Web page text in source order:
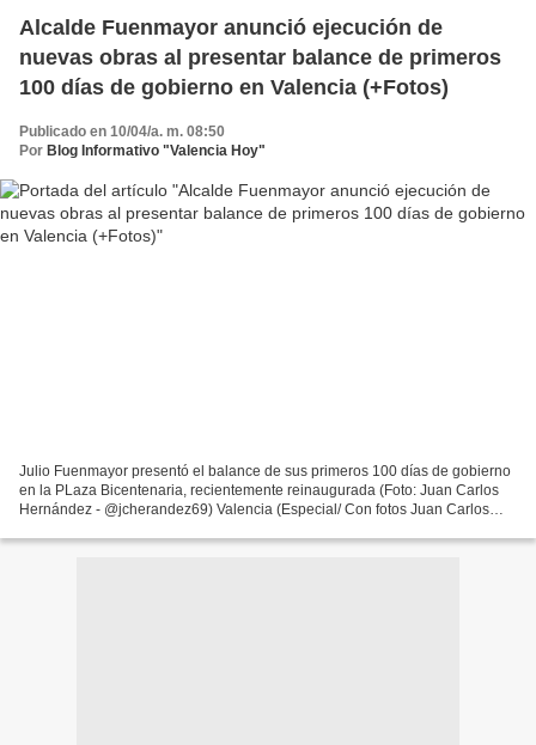
Alcalde Fuenmayor anunció ejecución de
nuevas obras al presentar balance de primeros
100 días de gobierno en Valencia (+Fotos)
Publicado en 10/04/a. m. 08:50
Por Blog Informativo "Valencia Hoy"
Julio Fuenmayor presentó el balance de sus primeros 100 días de gobierno
en la PLaza Bicentenaria, recientemente reinaugurada (Foto: Juan Carlos
Hernández - @jcherandez69) Valencia (Especial/ Con fotos Juan Carlos